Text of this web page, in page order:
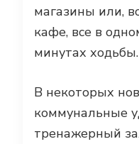
магазины или,
кафе, все в
минутах ходьбы.
В некоторых
коммунальные
тренажерный